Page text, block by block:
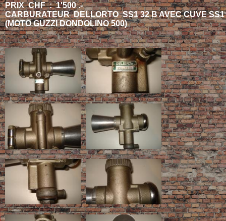
PRIX CHF : 1'500 .-
CARBURATEUR DELLORTO SS1 32 B AVEC CUVE SS1
(MOTO GUZZI DONDOLINO 500)